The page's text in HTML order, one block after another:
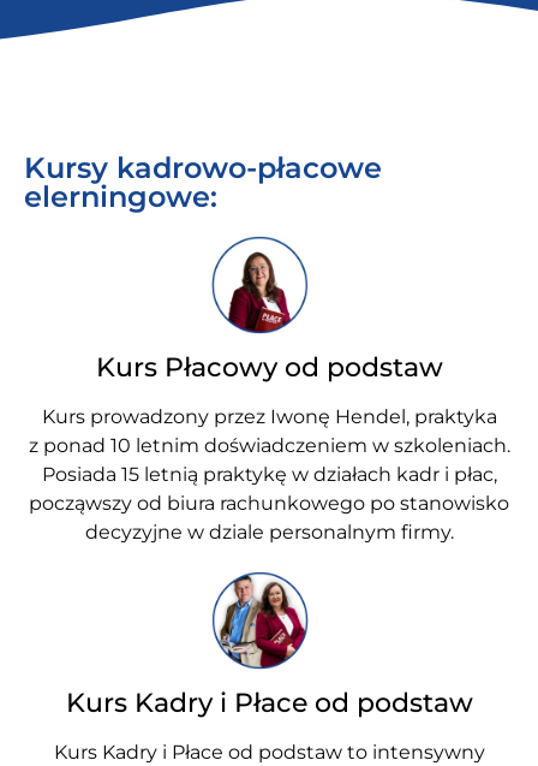
Kursy kadrowo-płacowe
elerningowe:
Kurs Płacowy od podstaw
Kurs prowadzony przez Iwonę Hendel, praktyka
z ponad 10 letnim doświadczeniem w szkoleniach.
Posiada 15 letnią praktykę w działach kadr i płac,
począwszy od biura rachunkowego po stanowisko
decyzyjne w dziale personalnym firmy.
Kurs Kadry i Płace od podstaw
Kurs Kadry i Płace od podstaw to intensywny